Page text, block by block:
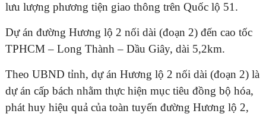
lưu lượng phương tiện giao thông trên Quốc lộ 51.
Dự án đường Hương lộ 2 nối dài (đoạn 2) đến cao tốc
TPHCM – Long Thành – Dầu Giây, dài 5,2km.
Theo UBND tỉnh, dự án Hương lộ 2 nối dài (đoạn 2) là
dự án cấp bách nhằm thực hiện mục tiêu đồng bộ hóa,
phát huy hiệu quả của toàn tuyến đường Hương lộ 2,